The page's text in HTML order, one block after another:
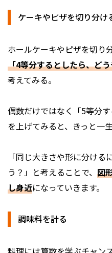
ケーキやピザを切り分け
ホールケーキやピザを切り
「4等分するとしたら、ど
考えてみる。
偶数だけではなく「5等分
を上げてみると、きっと一
「同じ大きさや形に分ける
う？」と考えることで、 図
し身近になっていきます。
調味料を計る